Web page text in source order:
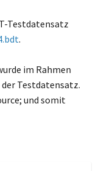
Testdatensatz
.
im Rahmen
Testdatensatz.
und somit